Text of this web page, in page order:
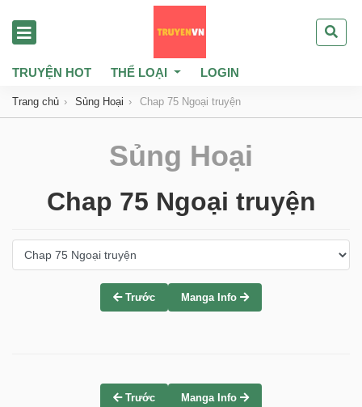
TRUYỆN HOT THỂ LOẠI LOGIN
Trang chủ Sủng Hoại Chap 75 Ngoại truyện
Sủng Hoại
Chap 75 Ngoại truyện
Trước Manga Info
Trước Manga Info